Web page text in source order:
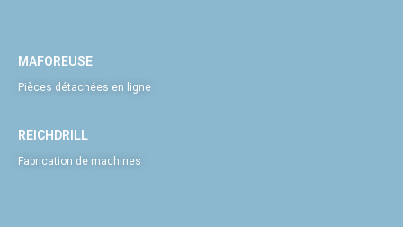
MAFOREUSE
Pièces détachées en ligne
REICHDRILL
Fabrication de machines